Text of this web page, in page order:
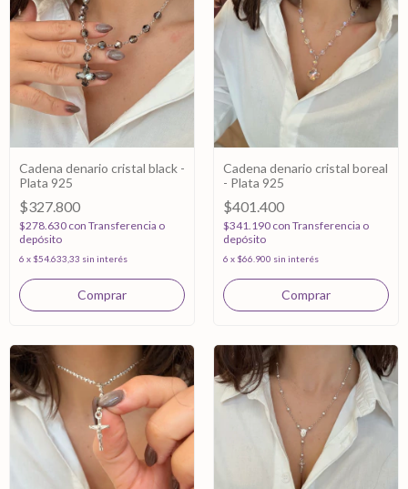
Cadena denario cristal black -
Plata 925
$327.800
$278.630 con Transferencia o
depósito
6 x $54.633,33 sin interés
Cadena denario cristal boreal
- Plata 925
$401.400
$341.190 con Transferencia o
depósito
6 x $66.900 sin interés